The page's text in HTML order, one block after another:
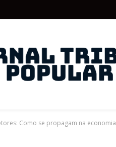
Como se propagam na economia